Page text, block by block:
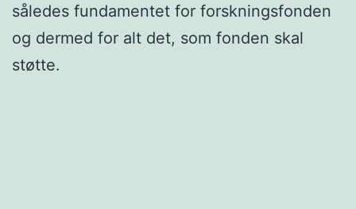
således fundamentet for forskningsfonden
og dermed for alt det, som fonden skal
støtte.